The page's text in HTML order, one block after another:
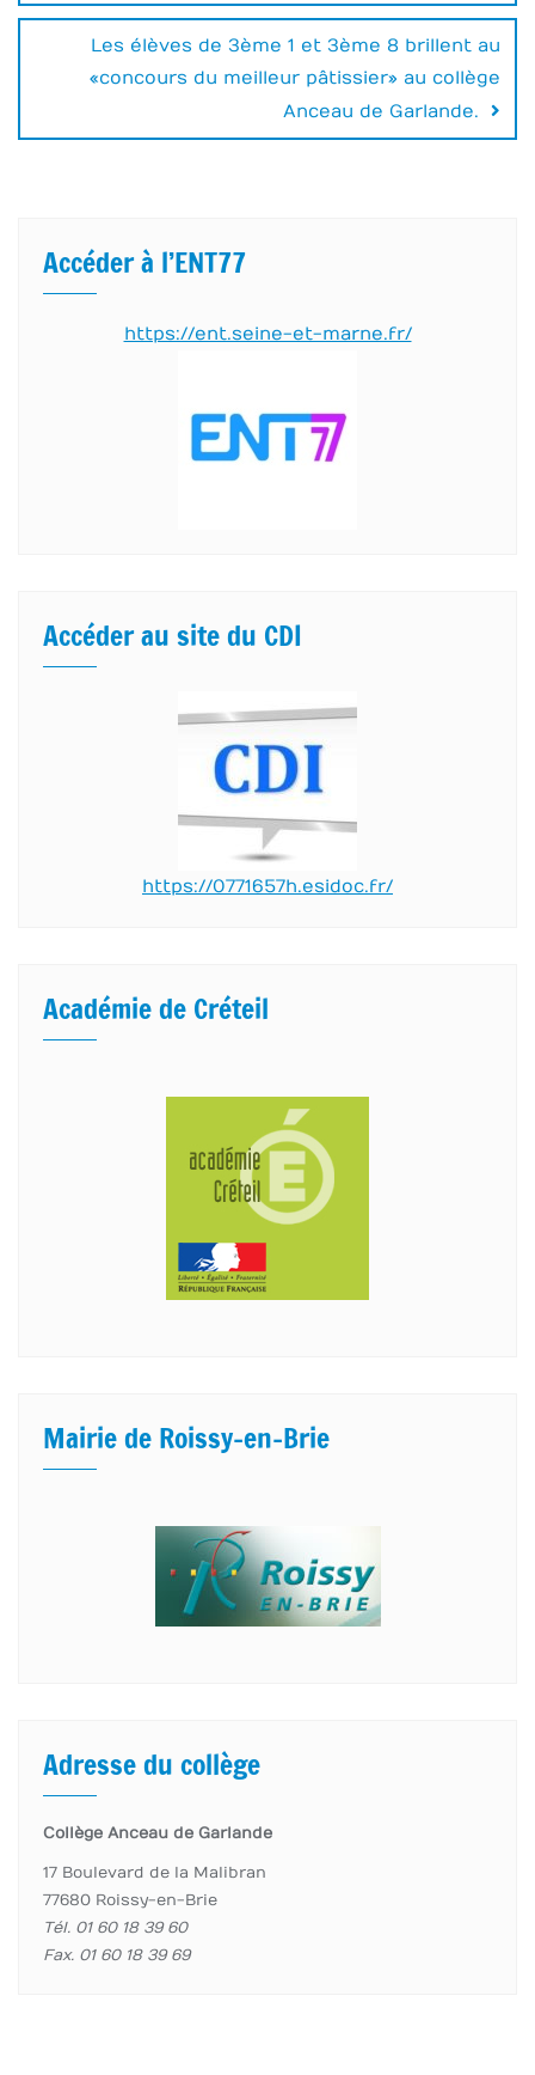
Les élèves de 3ème 1 et 3ème 8 brillent au
« concours du meilleur pâtissier » au collège
Anceau de Garlande.
Accéder à l’ENT77
https://ent.seine-et-marne.fr/
Accéder au site du CDI
https://0771657h.esidoc.fr/
Académie de Créteil
Mairie de Roissy-en-Brie
Adresse du collège
Collège Anceau de Garlande
17 Boulevard de la Malibran
77680 Roissy-en-Brie
Tél. 01 60 18 39 60
Fax. 01 60 18 39 69